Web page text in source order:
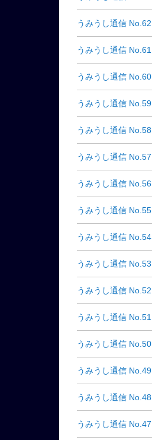
うみうし通信 No.62
うみうし通信 No.61
うみうし通信 No.60
うみうし通信 No.59
うみうし通信 No.58
うみうし通信 No.57
うみうし通信 No.56
うみうし通信 No.55
うみうし通信 No.54
うみうし通信 No.53
うみうし通信 No.52
うみうし通信 No.51
うみうし通信 No.50
うみうし通信 No.49
うみうし通信 No.48
うみうし通信 No.47